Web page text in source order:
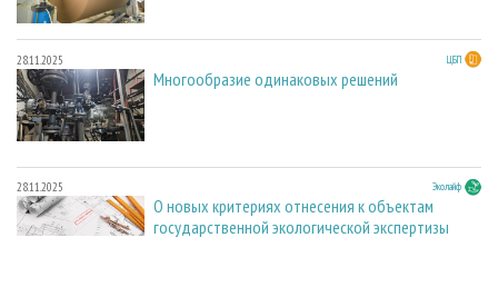
28.11.2025 ЦБП
Многообразие одинаковых решений
28.11.2025 Эколайф
О новых критериях отнесения к объектам
государственной экологической экспертизы